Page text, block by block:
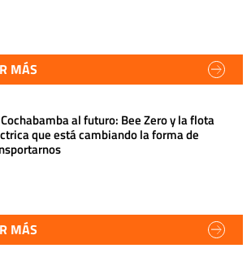
MÁS
al futuro: Bee Zero y la flota
que está cambiando la forma de
MÁS